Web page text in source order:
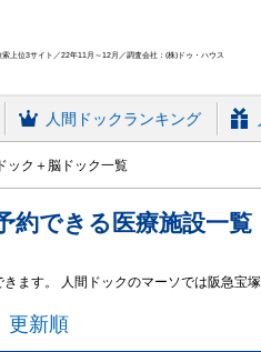
上位3サイト／22年11月～12月／調査会社：(株)ドゥ・ハウス
人間ドックランキング
ック＋脳ドック一覧
約できる 医療施設一覧
ます。 人間ドックのマーソでは阪急宝
更新順